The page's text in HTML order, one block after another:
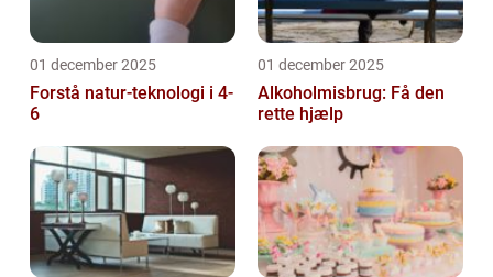
01 december 2025
Forstå natur-teknologi i 4-
6
01 december 2025
Alkoholmisbrug: Få den
rette hjælp